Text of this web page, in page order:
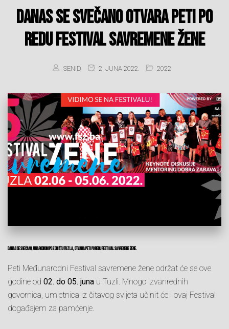
Danas se svečano otvara peti po
redu Festival savremene žene
SENID 2. JUNA 2022. 2022
Danas se svečano, u Narodnom pozorištu Tuzla, otvara peti po redu Festival savremene žene.
Peti Međunarodni Festival savremene žene održat će se ove
godine od 02. do 05. juna u Tuzli. Mnogo izvanrednih
govornica, umjetnica iz čitavog svijeta učinit će i ovaj Festival
događajem za pamćenje.